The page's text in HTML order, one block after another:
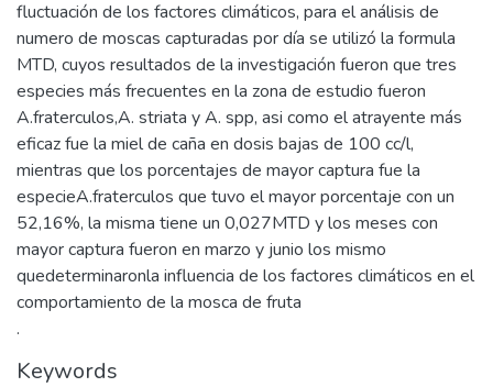
fluctuación de los factores climáticos, para el análisis de
numero de moscas capturadas por día se utilizó la formula
MTD, cuyos resultados de la investigación fueron que tres
especies más frecuentes en la zona de estudio fueron
A.fraterculos,A. striata y A. spp, asi como el atrayente más
eficaz fue la miel de caña en dosis bajas de 100 cc/l,
mientras que los porcentajes de mayor captura fue la
especieA.fraterculos que tuvo el mayor porcentaje con un
52,16%, la misma tiene un 0,027MTD y los meses con
mayor captura fueron en marzo y junio los mismo
quedeterminaronla influencia de los factores climáticos en el
comportamiento de la mosca de fruta
.
Keywords